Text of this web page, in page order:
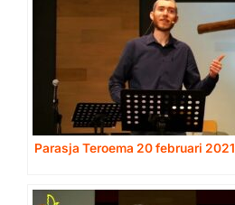
Parasja Teroema 20 februari 2021